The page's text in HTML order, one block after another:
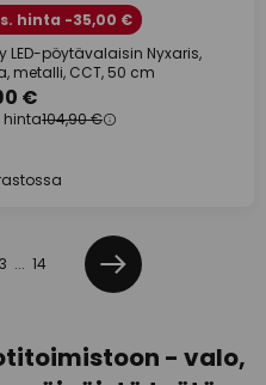
hinta -35,00 €
LED-pöytävalaisin Nyxaris,
metalli, CCT, 50 cm
€
hinta104,90 €
3 ... 14
Seuraava
- valo,